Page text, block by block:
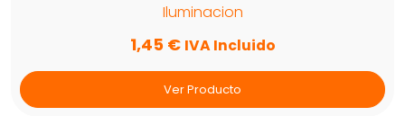
Iluminacion
1,45 € IVA Incluido
Ver Producto